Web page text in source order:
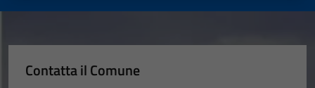
Contatta il Comune